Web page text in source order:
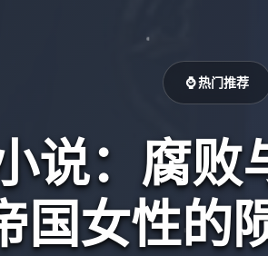
⌚ 热门推荐
说：腐败
女性的